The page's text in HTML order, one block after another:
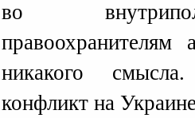
во
никакого
конфликт на